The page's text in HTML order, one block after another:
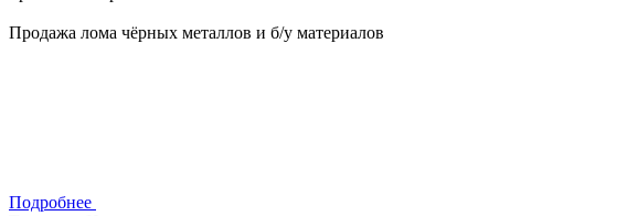
Продажа лома чёрных металлов и б/у материалов
Подробнее